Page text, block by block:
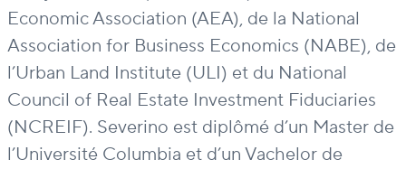
Economic Association (AEA), de la National
Association for Business Economics (NABE), de
l’Urban Land Institute (ULI) et du National
Council of Real Estate Investment Fiduciaries
(NCREIF). Severino est diplômé d’un Master de
l’Université Columbia et d’un Vachelor de